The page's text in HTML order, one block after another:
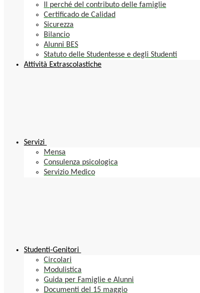
Il perché del contributo delle famiglie
Certificado de Calidad
Sicurezza
Bilancio
Alunni BES
Statuto delle Studentesse e degli Studenti
Attività Extrascolastiche
Servizi
Mensa
Consulenza psicologica
Servizio Medico
Studenti-Genitori
Circolari
Modulistica
Guida per Famiglie e Alunni
Documenti del 15 maggio